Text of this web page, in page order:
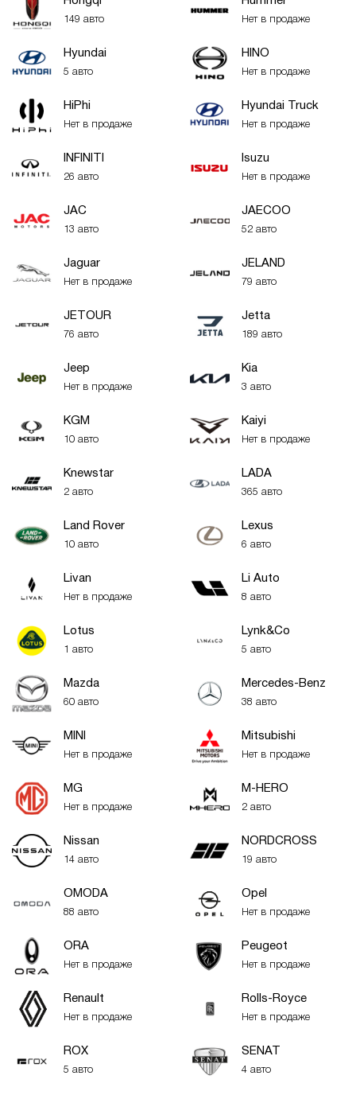
149 авто Нет в продаже
Hyundai
5 авто
HINO
Нет в продаже
HiPhi
Нет в продаже
Hyundai Truck
Нет в продаже
INFINITI
26 авто
Isuzu
Нет в продаже
JAC
13 авто
JAECOO
52 авто
Jaguar
Нет в продаже
JELAND
79 авто
JETOUR
76 авто
Jetta
189 авто
Jeep
Нет в продаже
Kia
3 авто
KGM
10 авто
Kaiyi
Нет в продаже
Knewstar
2 авто
LADA
365 авто
Land Rover
10 авто
Lexus
6 авто
Livan
Нет в продаже
Li Auto
8 авто
Lotus
1 авто
Lynk&Co
5 авто
Mazda
60 авто
Mercedes-Benz
38 авто
MINI
Нет в продаже
Mitsubishi
Нет в продаже
MG
Нет в продаже
M-HERO
2 авто
Nissan
14 авто
NORDCROSS
19 авто
OMODA
88 авто
Opel
Нет в продаже
ORA
Нет в продаже
Peugeot
Нет в продаже
Renault
Нет в продаже
Rolls-Royce
Нет в продаже
ROX
5 авто
SENAT
4 авто